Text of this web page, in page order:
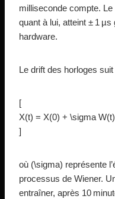
milliseconde compte.
quant à lui, atteint ± 1
hardware.
Le drift des horloges
[
X(t) = X(0) + \sigma W(t)
]
où (\sigma) représente
processus de Wiener.
entraîner, après 10